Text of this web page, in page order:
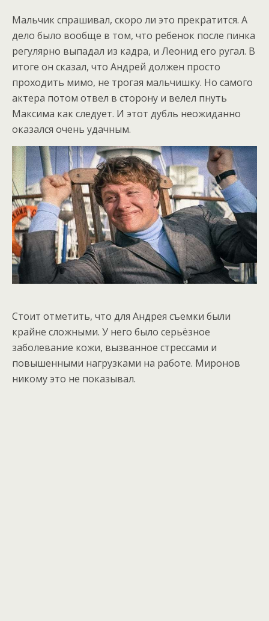
Мальчик спрашивал, скоро ли это прекратится. А
дело было вообще в том, что ребенок после пинка
регулярно выпадал из кадра, и Леонид его ругал. В
итоге он сказал, что Андрей должен просто
проходить мимо, не трогая мальчишку. Но самого
актера потом отвел в сторону и велел пнуть
Максима как следует. И этот дубль неожиданно
оказался очень удачным.
Стоит отметить, что для Андрея съемки были
крайне сложными. У него было серьёзное
заболевание кожи, вызванное стрессами и
повышенными нагрузками на работе. Миронов
никому это не показывал.